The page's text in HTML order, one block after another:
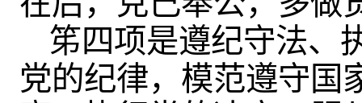
笫四项是遵纪守法、
党的纪律，模范遵守国